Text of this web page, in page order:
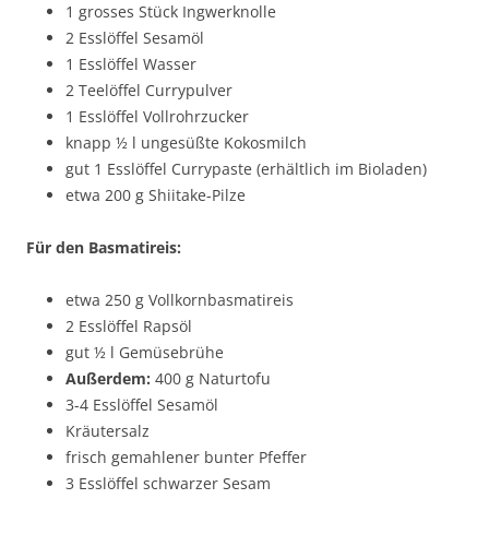
1 grosses Stück Ingwerknolle
2 Esslöffel Sesamöl
1 Esslöffel Wasser
2 Teelöffel Currypulver
1 Esslöffel Vollrohrzucker
knapp ½ l ungesüßte Kokosmilch
gut 1 Esslöffel Currypaste (erhältlich im Bioladen)
etwa 200 g Shiitake-Pilze
Für den Basmatireis:
etwa 250 g Vollkornbasmatireis
2 Esslöffel Rapsöl
gut ½ l Gemüsebrühe
Außerdem: 400 g Naturtofu
3-4 Esslöffel Sesamöl
Kräutersalz
frisch gemahlener bunter Pfeffer
3 Esslöffel schwarzer Sesam